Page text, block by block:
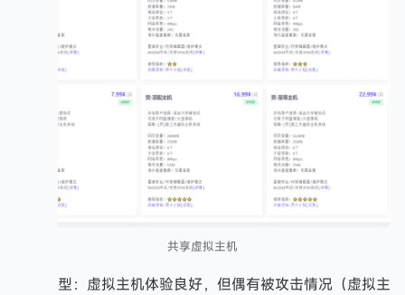
共享虚拟主机
产品类型：虚拟主机体验良好，但偶有被攻击情况（虚拟主